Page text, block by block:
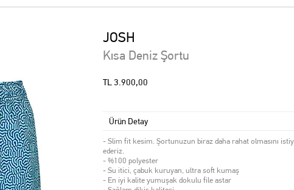
JOSH
Kısa Deniz Şortu
TL 3.900,00
Ürün Detay
- Slim fit kesim. Şortunuzun biraz daha rahat olmasını
ederiz.
- %100 polyester
- Su itici, çabuk kuruyan, ultra soft kumaş
- En iyi kalite yumuşak dokulu file astar